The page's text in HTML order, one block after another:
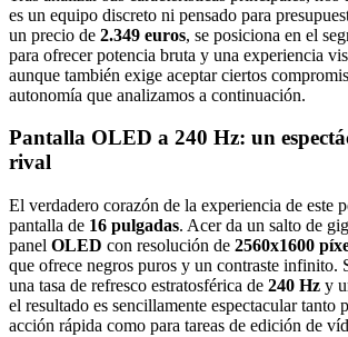
es un equipo discreto ni pensado para
un precio de 2.349 euros, se posiciona en el
para ofrecer potencia bruta y una experiencia
aunque también exige aceptar ciertos
autonomía que analizamos a continuación.
Pantalla OLED a 240 Hz: un
rival
El verdadero corazón de la experiencia de este
pantalla de 16 pulgadas. Acer da un salto de
panel OLED con resolución de 2560x1600
que ofrece negros puros y un contraste infinito.
una tasa de refresco estratosférica de 240 Hz y
el resultado es sencillamente espectacular tanto
acción rápida como para tareas de edición de